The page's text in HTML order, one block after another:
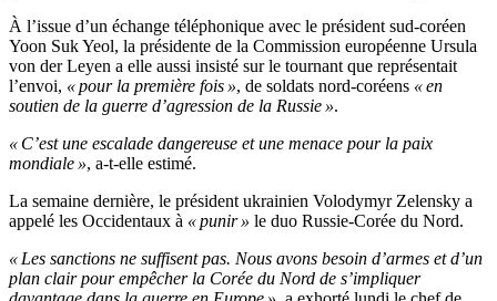
À l’issue d’un échange téléphonique avec le président sud-coréen
Yoon Suk Yeol, la présidente de la Commission européenne Ursula
von der Leyen a elle aussi insisté sur le tournant que représentait
l’envoi, « pour la première fois », de soldats nord-coréens « en
soutien de la guerre d’agression de la Russie ».
« C’est une escalade dangereuse et une menace pour la paix
mondiale », a-t-elle estimé.
La semaine dernière, le président ukrainien Volodymyr Zelensky a
appelé les Occidentaux à « punir » le duo Russie-Corée du Nord.
« Les sanctions ne suffisent pas. Nous avons besoin d’armes et d’un
plan clair pour empêcher la Corée du Nord de s’impliquer